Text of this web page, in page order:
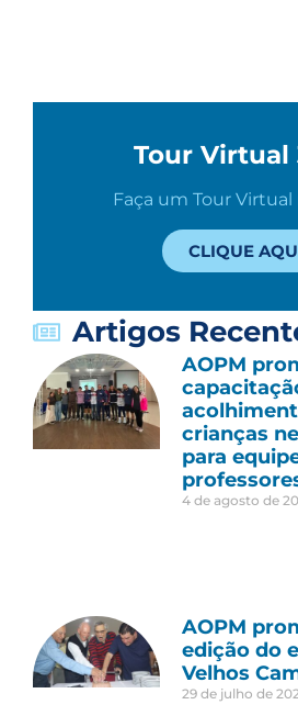
Tour Virtual
Faça um Tour Virtual
CLIQUE
Artigos
AOPM
crianças
para
4 de agosto de
AOPM
edição do
Velhos
29 de julho de